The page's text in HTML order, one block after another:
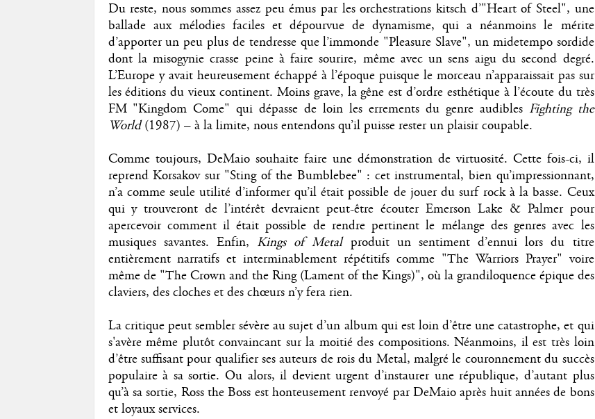
Du reste, nous sommes assez peu émus par les orchestrations kitsch d’"Heart of Steel", une
ballade aux mélodies faciles et dépourvue de dynamisme, qui a néanmoins le mérite
d’apporter un peu plus de tendresse que l’immonde "Pleasure Slave", un midetempo sordide
dont la misogynie crasse peine à faire sourire, même avec un sens aigu du second degré.
L’Europe y avait heureusement échappé à l’époque puisque le morceau n’apparaissait pas sur
les éditions du vieux continent. Moins grave, la gêne est d’ordre esthétique à l’écoute du très
FM "Kingdom Come" qui dépasse de loin les errements du genre audibles Fighting the
World(1987) – à la limite, nous entendons qu’il puisse rester un plaisir coupable.
Comme toujours, DeMaio souhaite faire une démonstration de virtuosité. Cette fois-ci, il
reprend Korsakov sur "Sting of the Bumblebee" : cet instrumental, bien qu’impressionnant,
n’a comme seule utilité d’informer qu’il était possible de jouer du surf rock à la basse. Ceux
qui y trouveront de l’intérêt devraient peut-être écouter Emerson Lake & Palmer pour
apercevoir comment il était possible de rendre pertinent le mélange des genres avec les
musiques savantes. Enfin, Kings of Metalproduit un sentiment d’ennui lors du titre
entièrement narratifs et interminablement répétitifs comme "The Warriors Prayer" voire
même de "The Crown and the Ring (Lament of the Kings)", où la grandiloquence épique des
claviers, des cloches et des chœurs n’y fera rien.
La critique peut sembler sévère au sujet d’un album qui est loin d’être une catastrophe, et qui
s'avère même plutôt convaincant sur la moitié des compositions. Néanmoins, il est très loin
d’être suffisant pour qualifier ses auteurs de rois du Metal, malgré le couronnement du succès
populaire à sa sortie. Ou alors, il devient urgent d’instaurer une république, d’autant plus
qu’à sa sortie, Ross the Boss est honteusement renvoyé par DeMaio après huit années de bons
et loyaux services.